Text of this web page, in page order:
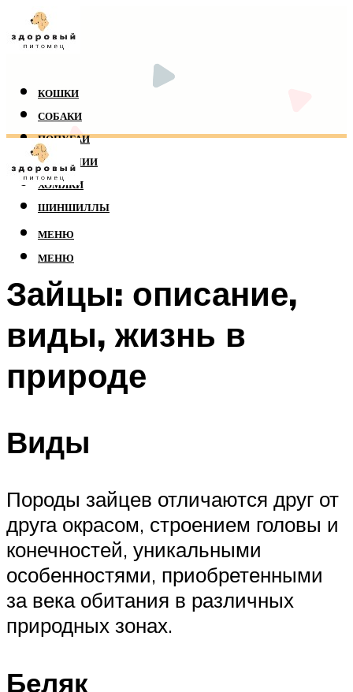
КОШКИ
СОБАКИ
ПОПУГАИ
РЕПТИЛИИ
ХОМЯКИ
ШИНШИЛЛЫ
МЕНЮ
МЕНЮ
Зайцы: описание,
виды, жизнь в
природе
Виды
Породы зайцев отличаются друг от
друга окрасом, строением головы и
конечностей, уникальными
особенностями, приобретенными
за века обитания в различных
природных зонах.
Беляк